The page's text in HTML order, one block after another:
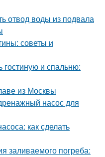
отвод воды из подвала
советы и
гостиную и спальню:
из Москвы
насос для
как сделать
заливаемого погреба: